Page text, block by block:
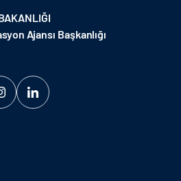
Ajansı Başkanlığı